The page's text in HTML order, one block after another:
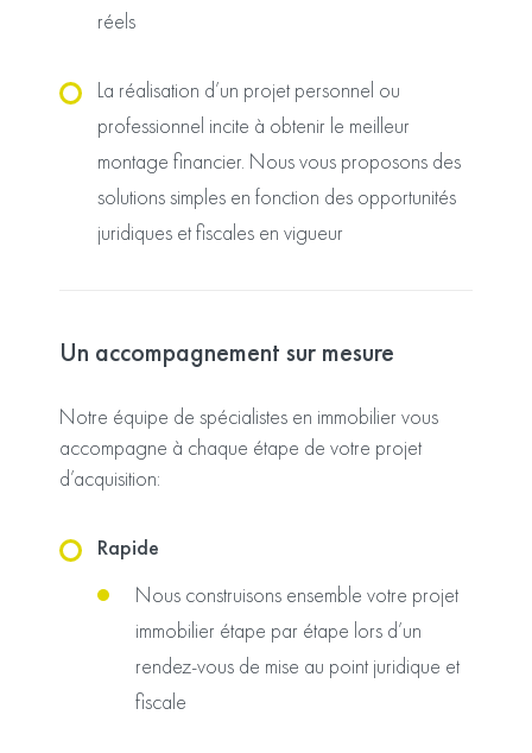
réels
La réalisation d’un projet personnel ou
professionnel incite à obtenir le meilleur
montage financier. Nous vous proposons des
solutions simples en fonction des opportunités
juridiques et fiscales en vigueur
Un accompagnement sur mesure
Notre équipe de spécialistes en immobilier vous
accompagne à chaque étape de votre projet
d’acquisition:
Rapide
Nous construisons ensemble votre projet
immobilier étape par étape lors d’un
rendez-vous de mise au point juridique et
fiscale